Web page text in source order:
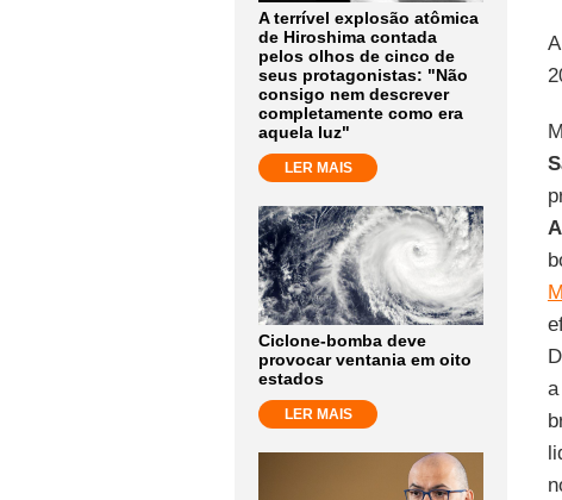
A terrível explosão atômica
de Hiroshima contada
pelos olhos de cinco de
seus protagonistas: "Não
consigo nem descrever
completamente como era
aquela luz"
LER MAIS
Ciclone-bomba deve
provocar ventania em oito
estados
LER MAIS